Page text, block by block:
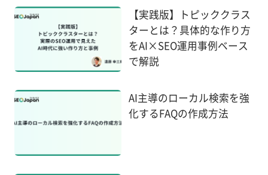
【実践版】トピッククラス
ターとは？具体的な作り方
をAI×SEO運用事例ベース
で解説
AI主導のローカル検索を強
化するFAQの作成方法